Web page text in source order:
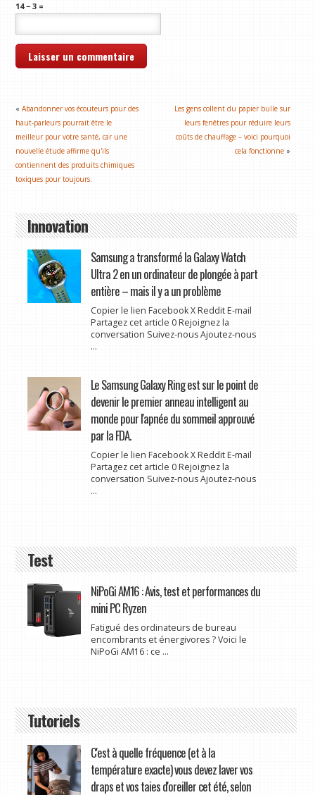
14 − 3 =
«Abandonner vos écouteurs pour des
haut-parleurs pourrait être le
meilleur pour votre santé, car une
nouvelle étude affirme qu'ils
contiennent des produits chimiques
toxiques pour toujours.
Les gens collent du papier bulle sur
leurs fenêtres pour réduire leurs
coûts de chauffage – voici pourquoi
cela fonctionne »
Innovation
Samsung a transformé la Galaxy Watch
Ultra 2 en un ordinateur de plongée à part
entière – mais il y a un problème
Copier le lien Facebook X Reddit E-mail
Partagez cet article 0 Rejoignez la
conversation Suivez-nous Ajoutez-nous
...
Le Samsung Galaxy Ring est sur le point de
devenir le premier anneau intelligent au
monde pour l'apnée du sommeil approuvé
par la FDA.
Copier le lien Facebook X Reddit E-mail
Partagez cet article 0 Rejoignez la
conversation Suivez-nous Ajoutez-nous
...
Test
NiPoGi AM16 : Avis, test et performances du
mini PC Ryzen
Fatigué des ordinateurs de bureau
encombrants et énergivores ? Voici le
NiPoGi AM16 : ce ...
Tutoriels
C'est à quelle fréquence (et à la
température exacte) vous devez laver vos
draps et vos taies d'oreiller cet été, selon